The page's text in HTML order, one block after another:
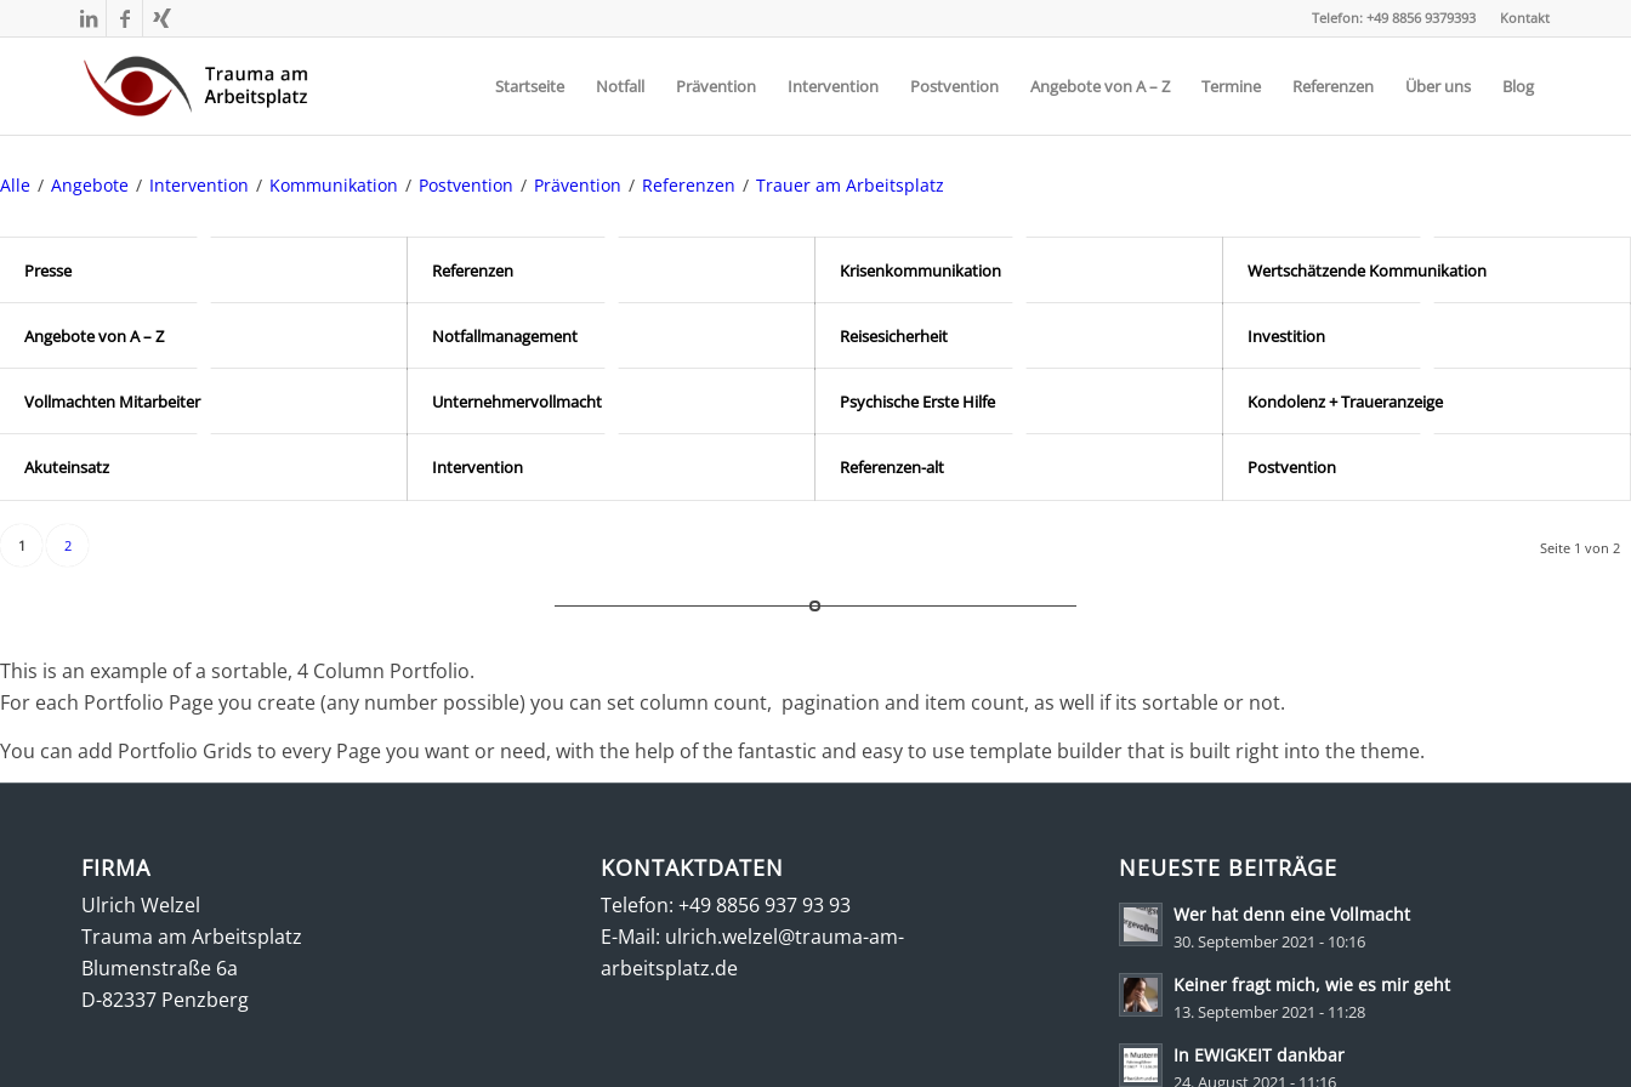
Kontakt
Telefon: +49 8856 9379393
Startseite Notfall Prävention Intervention Postvention Angebote von A – Z Termine Referenzen Über uns Blog
Alle / Angebote / Intervention / Kommunikation / Postvention / Prävention / Referenzen / Trauer am Arbeitsplatz
Presse Referenzen Krisenkommunikation Wertschätzende Kommunikation
Angebote von A – Z Notfallmanagement Reisesicherheit Investition
Vollmachten Mitarbeiter Unternehmervollmacht Psychische Erste Hilfe Kondolenz + Traueranzeige
Akuteinsatz Intervention Referenzen-alt Postvention
Seite 1 von 2
1 2
This is an example of a sortable, 4 Column Portfolio.
For each Portfolio Page you create (any number possible) you can set column count, pagination and item count, as well if its sortable or not.
You can add Portfolio Grids to every Page you want or need, with the help of the fantastic and easy to use template builder that is built right into the theme.
FIRMA
Ulrich Welzel
Trauma am Arbeitsplatz
Blumenstraße 6a
D-82337 Penzberg
KONTAKTDATEN
Telefon: +49 8856 937 93 93
E-Mail: ulrich.welzel@trauma-am-
arbeitsplatz.de
NEUESTE BEITRÄGE
Wer hat denn eine Vollmacht
30. September 2021 - 10:16
Keiner fragt mich, wie es mir geht
13. September 2021 - 11:28
In EWIGKEIT dankbar